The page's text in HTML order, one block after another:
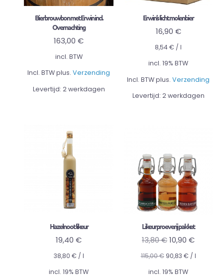
Bierbrouwbon met Erwin incl.
Overnachting
163,00 €
incl. BTW
Incl. BTW plus. Verzending
Levertijd: 2 werkdagen
Erwin’s licht molenbier
16,90 €
8,54€ / l
incl. 19% BTW
Incl. BTW plus. Verzending
Levertijd: 2 werkdagen
Hazelnoot likeur
19,40 €
38,80 € / l
incl. 19% BTW
Likeurproeverij pakket
13,80€10,90 €
115,00€ 90,83 € / l
incl. 19% BTW